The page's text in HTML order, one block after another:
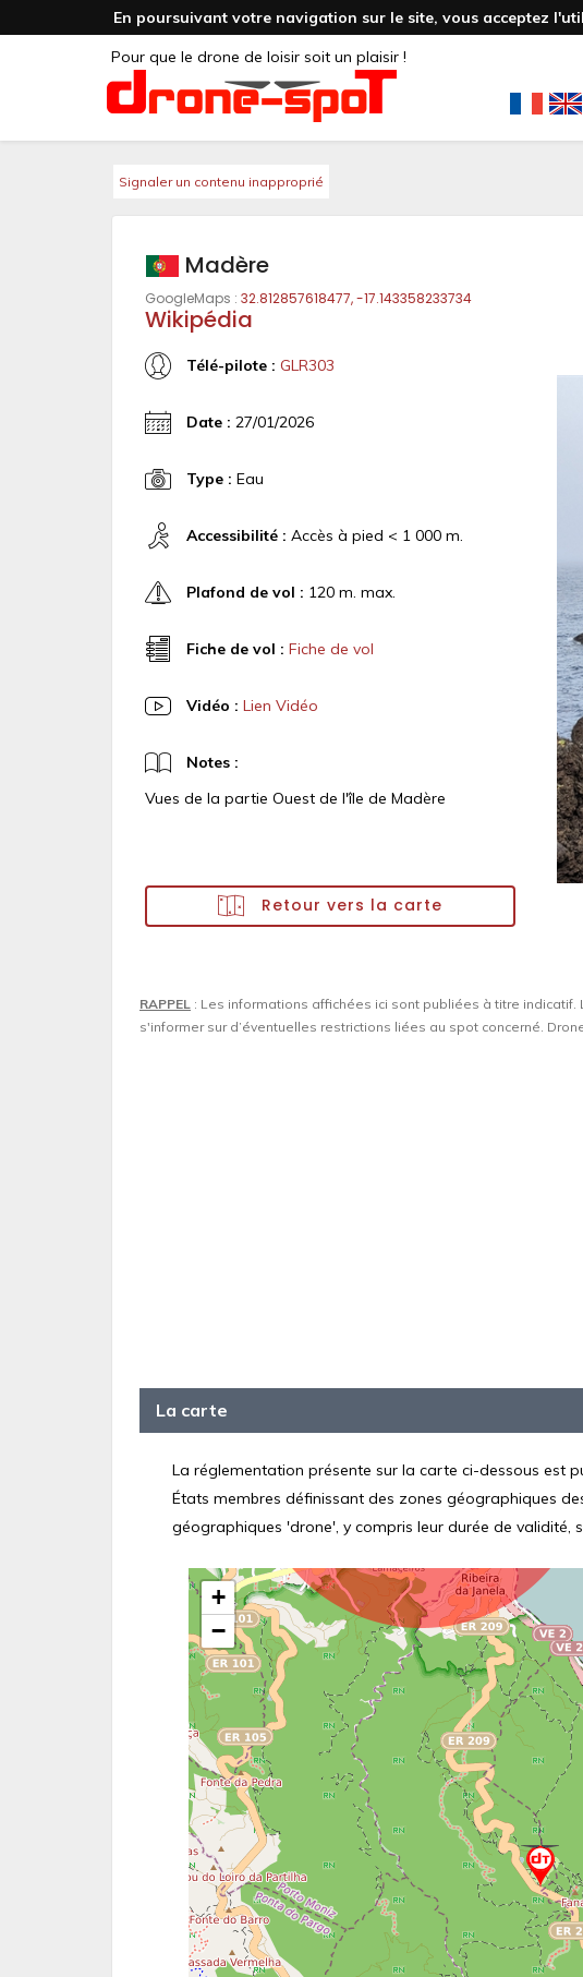
En poursuivant votre navigation sur le site, vous acceptez
Pour que le drone de loisir soit un plaisir !
Signaler un contenu inapproprié
Madère
GoogleMaps : 32.812857618477, -17.143358233734
Wikipédia
Télé-pilote : GLR303
Date : 27/01/2026
Type : Eau
Accessibilité : Accès à pied < 1 000 m.
Plafond de vol : 120 m. max.
Fiche de vol : Fiche de vol
Vidéo : Lien Vidéo
Notes :
Vues de la partie Ouest de l'île de Madère
Retour vers la carte
RAPPEL : Les informations affichées ici sont publiées à titre
s'informer sur d’éventuelles restrictions liées au spot concerné.
La carte
La réglementation présente sur la carte ci-dessous est
États membres définissant des zones géographiques
géographiques 'drone', y compris leur durée de validité,